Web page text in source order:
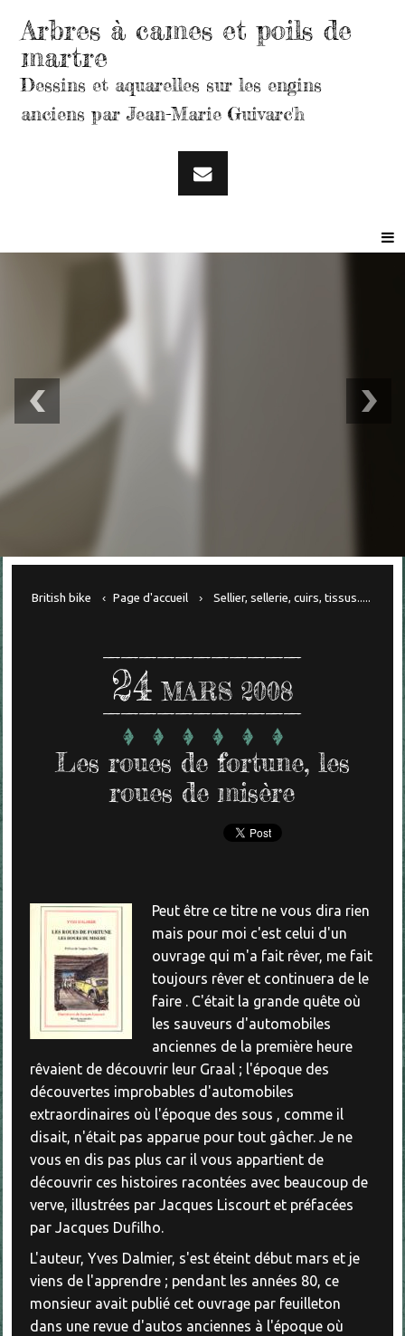
Arbres à cames et poils de
martre
Dessins et aquarelles sur les engins
anciens par Jean-Marie Guivarc'h
British bike Page d'accueil Sellier, sellerie, cuirs, tissus.....
24 MARS 2008
Les roues de fortune, les
roues de misère
Peut être ce titre ne vous dira rien
mais pour moi c'est celui d'un
ouvrage qui m'a fait rêver, me fait
toujours rêver et continuera de le
faire . C'était la grande quête où
les sauveurs d'automobiles
anciennes de la première heure
rêvaient de découvrir leur Graal ; l'époque des
découvertes improbables d'automobiles
extraordinaires où l'époque des sous , comme il
disait, n'était pas apparue pour tout gâcher. Je ne
vous en dis pas plus car il vous appartient de
découvrir ces histoires racontées avec beaucoup de
verve, illustrées par Jacques Liscourt et préfacées
par Jacques Dufilho.
L'auteur, Yves Dalmier, s'est éteint début mars et je
viens de l'apprendre ; pendant les années 80, ce
monsieur avait publié cet ouvrage par feuilleton
dans une revue d'autos anciennes à l'époque où